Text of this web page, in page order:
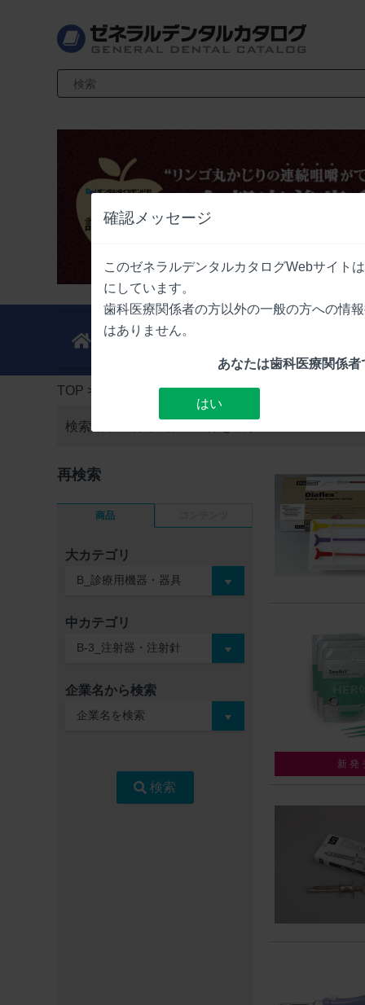
確認メッセージ
このゼネラルデンタルカタログWebサイト
にしています。
歯科医療関係者の方以外の一般の方への情
はありません。
あなたは歯科医療関係者
はい
検索キーワード入力
新製品
TOP > 検索結果一覧
検索結果15件中
再検索
商品
大カテゴリ
中カテゴリ
企業名から検索
検索
新発